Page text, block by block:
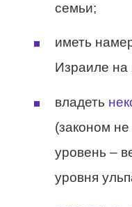
семьи;
иметь
Израиле на
владеть
(законом
уровень –
уровня